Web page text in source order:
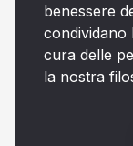
benessere
condividano
cura delle
la nostra